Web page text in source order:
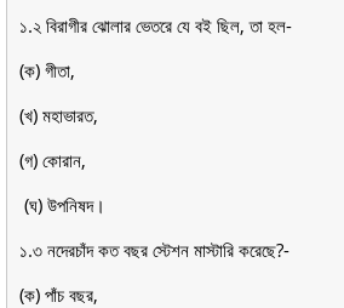
১.২ বিরাগীর ঝোলার ভেতরে যে বই ছিল, তা হল-
(ক) গীতা,
(খ) মহাভারত,
(গ) কোরান,
(ঘ) উপনিষদ।
১.৩ নদেরচাঁদ কত বছর স্টেশন মাস্টারি করেছে?-
(ক) পাঁচ বছর,